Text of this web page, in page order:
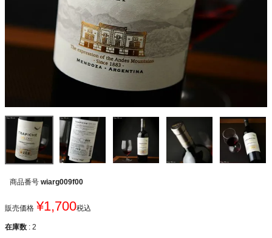
商品番号 wiarg009f00
販売価格 ¥1,700税込
在庫数 2